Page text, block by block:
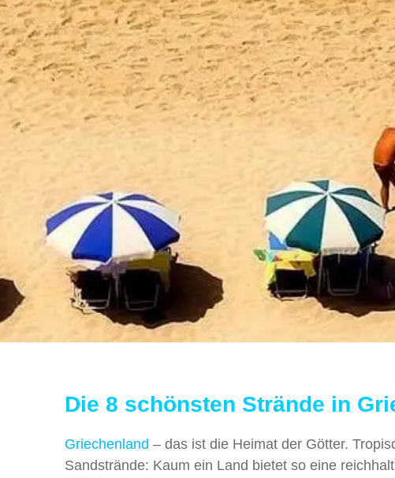
Die 8 schönsten Strände in
Griechenland – das ist die Heimat der Götter.
Sandstrände: Kaum ein Land bietet so eine